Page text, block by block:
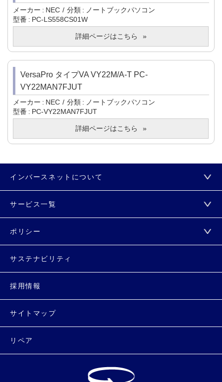
メーカー NEC 分類
ノートブックパソコン
型番
PC-LS558CS01W
詳細ページはこちら
VersaPro タイプVA VY22M/A-T PC-
VY22MAN7FJUT
メーカー NEC 分類
ノートブックパソコン
型番
PC-VY22MAN7FJUT
詳細ページはこちら
インバースネットについて
サービス一覧
ポリシー
サステナビリティ
採用情報
サイトマップ
リペア